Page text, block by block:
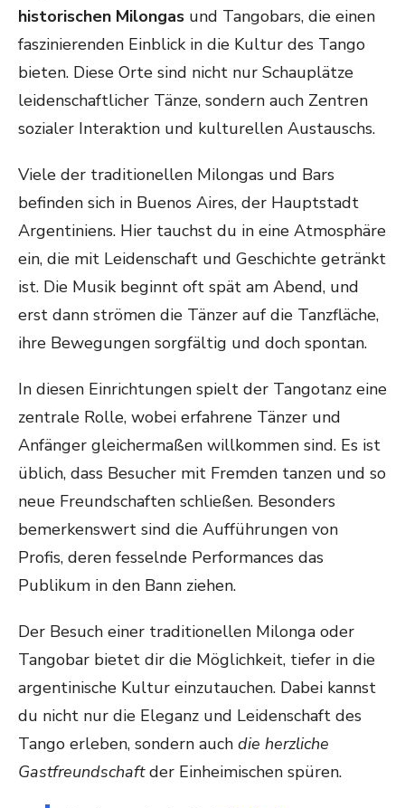
historischen Milongas und Tangobars, die einen
faszinierenden Einblick in die Kultur des Tango
bieten. Diese Orte sind nicht nur Schauplätze
leidenschaftlicher Tänze, sondern auch Zentren
sozialer Interaktion und kulturellen Austauschs.
Viele der traditionellen Milongas und Bars
befinden sich in Buenos Aires, der Hauptstadt
Argentiniens. Hier tauchst du in eine Atmosphäre
ein, die mit Leidenschaft und Geschichte getränkt
ist. Die Musik beginnt oft spät am Abend, und
erst dann strömen die Tänzer auf die Tanzfläche,
ihre Bewegungen sorgfältig und doch spontan.
In diesen Einrichtungen spielt der Tangotanz eine
zentrale Rolle, wobei erfahrene Tänzer und
Anfänger gleichermaßen willkommen sind. Es ist
üblich, dass Besucher mit Fremden tanzen und so
neue Freundschaften schließen. Besonders
bemerkenswert sind die Aufführungen von
Profis, deren fesselnde Performances das
Publikum in den Bann ziehen.
Der Besuch einer traditionellen Milonga oder
Tangobar bietet dir die Möglichkeit, tiefer in die
argentinische Kultur einzutauchen. Dabei kannst
du nicht nur die Eleganz und Leidenschaft des
Tango erleben, sondern auch die herzliche
Gastfreundschaftder Einheimischen spüren.